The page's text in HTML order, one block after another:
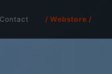
Contact / Webstore /